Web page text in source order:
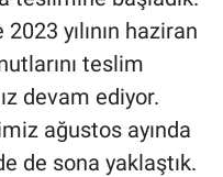
yılının haziran
teslim
devam ediyor.
ağustos ayında
de sona yaklaştık.